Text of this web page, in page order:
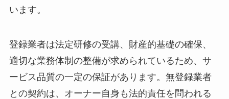
います。
登録業者は法定研修の受講、財産的基礎の確保、
適切な業務体制の整備が求められているため、サ
ービス品質の一定の保証があります。無登録業者
との契約は、オーナー自身も法的責任を問われる